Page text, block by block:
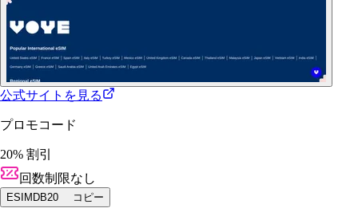
公式サイトを見る
プロモコード
20% 割引
回数制限なし
ESIMDB20 コピー